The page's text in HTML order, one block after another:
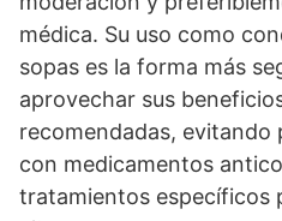
médica. Su uso como
sopas es la forma más
aprovechar sus
recomendadas, evitando
con medicamentos
tratamientos específicos